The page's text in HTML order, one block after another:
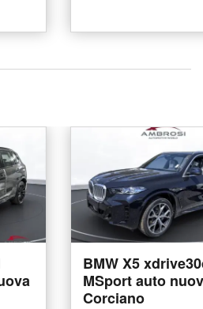
BMW X5
MSport auto
Corciano